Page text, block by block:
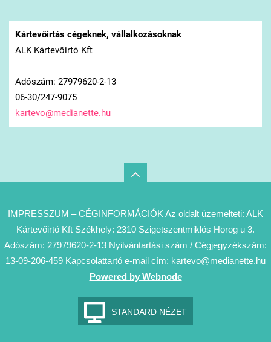
Kártevőirtás cégeknek, vállalkozásoknak
ALK Kártevőirtó Kft
Adószám: 27979620-2-13
06-30/247-9075
kartevo@medianette.hu
IMPRESSZUM – CÉGINFORMÁCIÓK Az oldalt üzemelteti: ALK
Kártevőirtó Kft Székhely: 2310 Szigetszentmiklós Horog u 3.
Adószám: 27979620-2-13 Nyilvántartási szám / Cégjegyzékszám:
13-09-206-459 Kapcsolattartó e-mail cím: kartevo@medianette.hu
Powered by Webnode
STANDARD NÉZET